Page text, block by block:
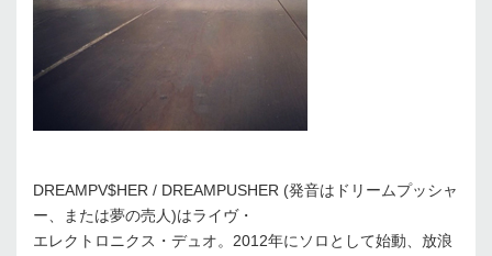
DREAMPV$HER / DREAMPUSHER (発音はドリームプッシャ
ー、または夢の売人)はライヴ・
エレクトロニクス・デュオ。2012年にソロとして始動、放浪